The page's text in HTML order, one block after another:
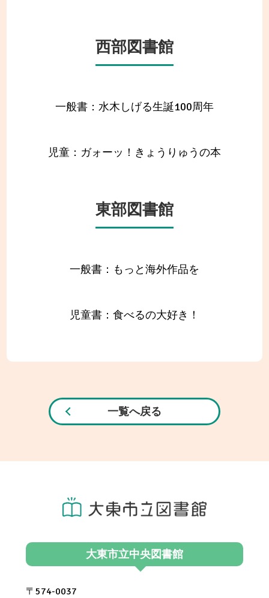
西部図書館
一般書：水木しげる生誕100周年
児童：ガォーッ！きょうりゅうの本
東部図書館
一般書：もっと海外作品を
児童書：食べるの大好き！
一覧へ戻る
大東市立中央図書館
〒574-0037